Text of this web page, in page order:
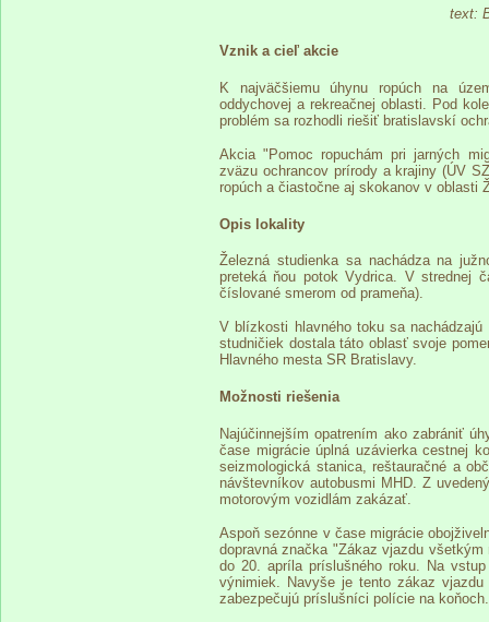
text:
Vznik a cieľ akcie
K najväčšiemu úhynu ropúch na
oddychovej a rekreačnej oblasti. Pod
problém sa rozhodli riešiť bratislavskí
Akcia "Pomoc ropuchám pri jarných
zväzu ochrancov prírody a krajiny (ÚV
ropúch a čiastočne aj skokanov v oblasti
Opis lokality
Železná studienka sa nachádza na
preteká ňou potok Vydrica. V strednej
číslované smerom od prameňa).
V blízkosti hlavného toku sa
studničiek dostala táto oblasť svoje
Hlavného mesta SR Bratislavy.
Možnosti riešenia
Najúčinnejším opatrením ako zabrániť
čase migrácie úplná uzávierka cestnej
seizmologická stanica, reštauračné a
návštevníkov autobusmi MHD. Z
motorovým vozidlám zakázať.
Aspoň sezónne v čase migrácie
dopravná značka "Zákaz vjazdu
do 20. apríla príslušného roku. Na
výnimiek. Navyše je tento zákaz
zabezpečujú príslušníci polície na koňoch.